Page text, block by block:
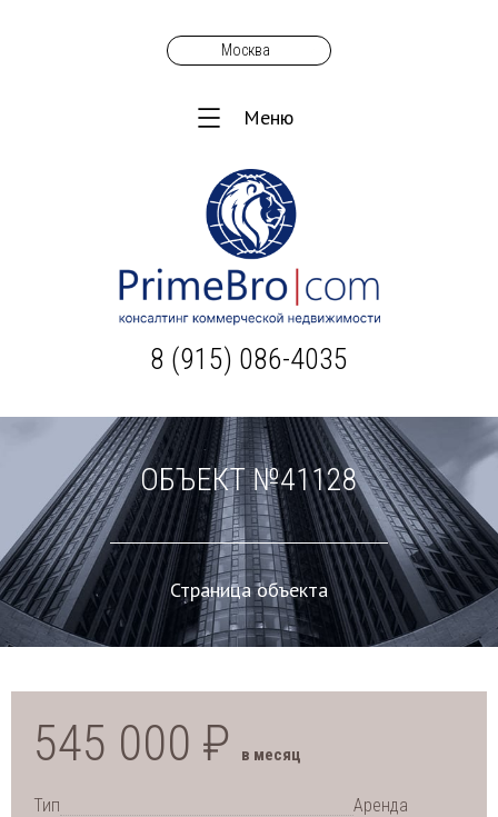
Москва
Меню
8 (915) 086-4035
ОБЪЕКТ №41128
Страница объекта
545 000 ₽ в месяц
Тип Аренда